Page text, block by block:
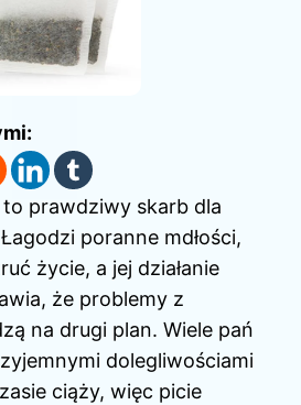
prawdziwy skarb dla
poranne mdłości,
życie, a jej działanie
że problemy z
na drugi plan. Wiele pań
dolegliwościami
ciąży, więc picie